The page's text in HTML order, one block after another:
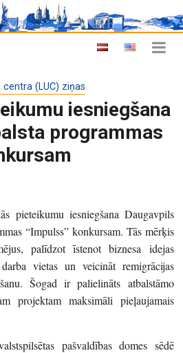
(LUC) ziņas
iesniegšana
programmas
pieteikumu iesniegšana Daugavpils
“Impulss” konkursam. Tās mērķis
palīdzot īstenot biznesa idejas
vietas un veicināt remigrācijas
Šogad ir palielināts atbalstāmo
projektam maksimāli pieļaujamais
pašvaldības domes sēdē